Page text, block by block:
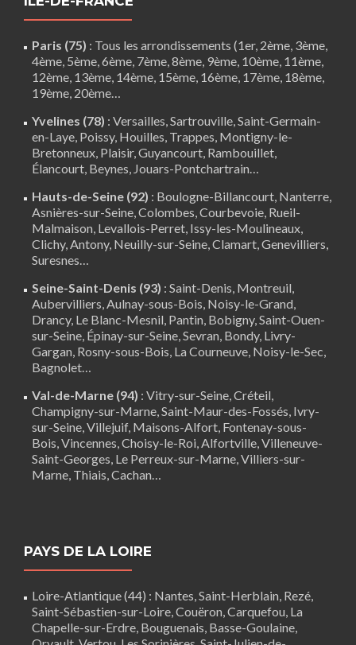
Paris (75) : Tous les arrondissements (1er, 2ème, 3ème,
4ème, 5ème, 6ème, 7ème, 8ème, 9ème, 10ème, 11ème,
12ème, 13ème, 14ème, 15ème, 16ème, 17ème, 18ème,
19ème, 20ème…
Yvelines (78) : Versailles,Sartrouville,Saint-Germain-
en-Laye, Poissy, Houilles, Trappes, Montigny-le-
Bretonneux, Plaisir,Guyancourt, Rambouillet,
Élancourt, Beynes, Jouars-Pontchartrain…
Hauts-de-Seine (92) : Boulogne-Billancourt, Nanterre,
Asnières-sur-Seine, Colombes, Courbevoie, Rueil-
Malmaison, Levallois-Perret, Issy-les-Moulineaux,
Clichy, Antony, Neuilly-sur-Seine,Clamart, Genevilliers,
Suresnes…
Seine-Saint-Denis (93) : Saint-Denis, Montreuil,
Aubervilliers, Aulnay-sous-Bois, Noisy-le-Grand,
Drancy, Le Blanc-Mesnil, Pantin, Bobigny, Saint-Ouen-
sur-Seine, Épinay-sur-Seine, Sevran, Bondy, Livry-
Gargan, Rosny-sous-Bois, La Courneuve, Noisy-le-Sec,
Bagnolet…
Val-de-Marne (94) : Vitry-sur-Seine,Créteil,
Champigny-sur-Marne, Saint-Maur-des-Fossés, Ivry-
sur-Seine, Villejuif, Maisons-Alfort, Fontenay-sous-
Bois,Vincennes, Choisy-le-Roi, Alfortville, Villeneuve-
Saint-Georges, Le Perreux-sur-Marne, Villiers-sur-
Marne, Thiais, Cachan…
PAYS DE LA LOIRE
Loire-Atlantique (44) : Nantes,Saint-Herblain, Rezé,
Saint-Sébastien-sur-Loire,Couëron,Carquefou, La
Chapelle-sur-Erdre, Bouguenais, Basse-Goulaine,